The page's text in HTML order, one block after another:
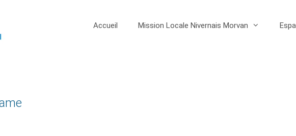
Accueil Mission Locale Nivernais Morvan